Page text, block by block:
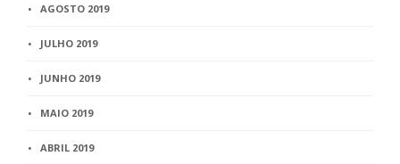
AGOSTO 2019
JULHO 2019
JUNHO 2019
MAIO 2019
ABRIL 2019